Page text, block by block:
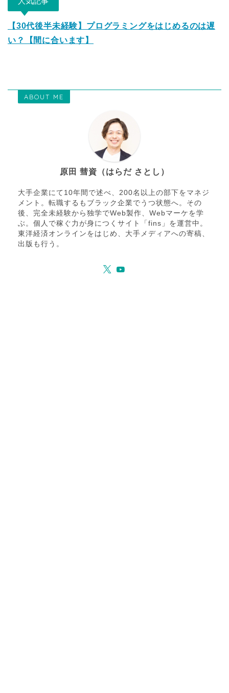
【30代後半未経験】プログラミングをはじめるのは遅
い？【間に合います】
ABOUT ME
原田 彗資（はらだ さとし）
大手企業にて10年間で述べ、200名以上の部下をマネジ
メント。転職するもブラック企業でうつ状態へ。その
後、完全未経験から独学でWeb製作、Webマーケを学
ぶ。個人で稼ぐ力が身につくサイト「fins」を運営中。
東洋経済オンラインをはじめ、大手メディアへの寄稿、
出版も行う。